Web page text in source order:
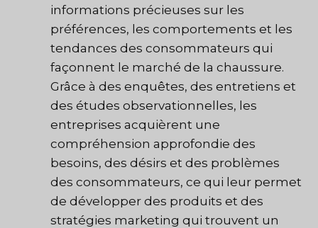
informations précieuses sur les
préférences, les comportements et les
tendances des consommateurs qui
façonnent le marché de la chaussure.
Grâce à des enquêtes, des entretiens et
des études observationnelles, les
entreprises acquièrent une
compréhension approfondie des
besoins, des désirs et des problèmes
des consommateurs, ce qui leur permet
de développer des produits et des
stratégies marketing qui trouvent un